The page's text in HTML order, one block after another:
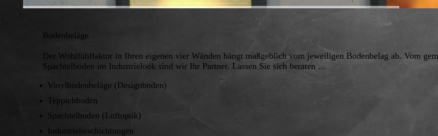
Bodenbeläge
Der Wohlfühlfaktor in Ihren eigenen vier Wänden hängt maßgeblich vom jeweiligen Bodenbelag ab. Vom
Spachtelboden im Industrielook sind wir Ihr Partner. Lassen Sie sich beraten ...
Vinylbodenbeläge (Designboden)
Teppichboden
Spachtelboden (Loftoptik)
Industriebeschichtungen